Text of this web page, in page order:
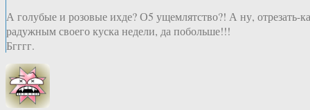
А голубые и розовые ихде? О5 ущемлятство?! А ну, отрезать-ка
радужным своего куска недели, да побольше!!!
Бгггг.